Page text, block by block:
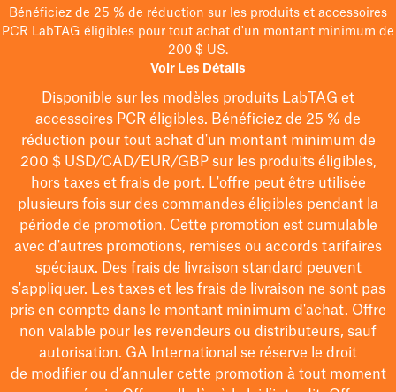
Bénéficiez de 25 % de réduction sur les produits et accessoires
PCR LabTAG éligibles pour tout achat d'un montant minimum de
200 $ US.
Voir Les Détails
Disponible sur les modèles produits LabTAG et
accessoires PCR éligibles. Bénéficiez de 25 % de
réduction pour tout achat d'un montant minimum de
200 $USD/CAD/EUR/GBPsur les produits éligibles,
hors taxes et frais de port. L'offre peut être utilisée
plusieurs fois sur des commandes éligibles pendant la
période de promotion. Cette promotion est cumulable
avec d'autres promotions, remises ou accords tarifaires
spéciaux. Des frais de livraison standard peuvent
s'appliquer. Les taxes et les frais de livraison ne sont pas
pris en compte dans le montant minimum d'achat. Offre
non valable pour les revendeurs ou distributeurs, sauf
autorisation. GA International se réserve le droit
de modifierou d’annuler cette promotion à tout moment